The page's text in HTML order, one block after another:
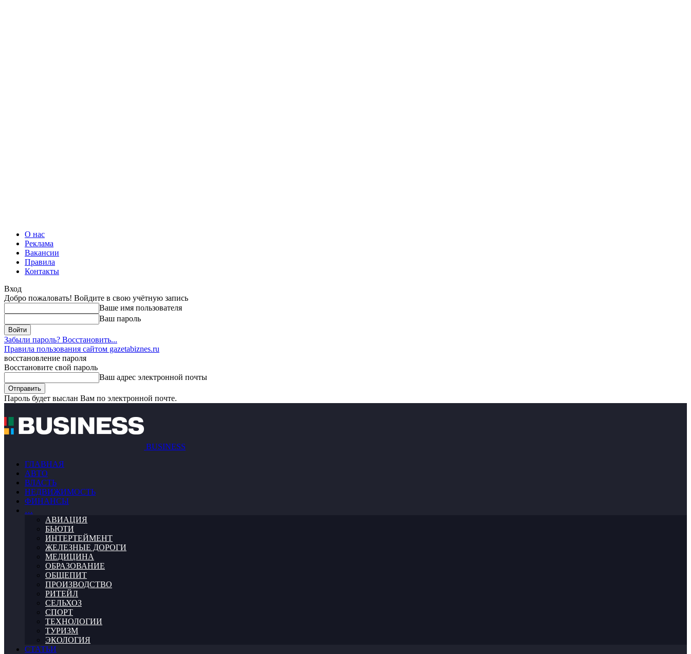
О нас
Реклама
Вакансии
Правила
Контакты
Вход
Добро пожаловать! Войдите в свою учётную запись
Ваше имя пользователя
Ваш пароль
Забыли пароль? Восстановить...
Правила пользования сайтом gazetabiznes.ru
восстановление пароля
Восстановите свой пароль
Ваш адрес электронной почты
Пароль будет выслан Вам по электронной почте.
BUSINESS
ГЛАВНАЯ
АВТО
ВЛАСТЬ
НЕДВИЖИМОСТЬ
ФИНАНСЫ
…
АВИАЦИЯ
БЬЮТИ
ИНТЕРТЕЙМЕНТ
ЖЕЛЕЗНЫЕ ДОРОГИ
МЕДИЦИНА
ОБРАЗОВАНИЕ
ОБЩЕПИТ
ПРОИЗВОДСТВО
РИТЕЙЛ
СЕЛЬХОЗ
СПОРТ
ТЕХНОЛОГИИ
ТУРИЗМ
ЭКОЛОГИЯ
СТАТЬИ